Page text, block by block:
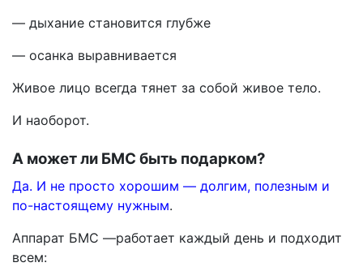
— дыхание становится глубже
— осанка выравнивается
Живое лицо всегда тянет за собой живое тело.
И наоборот.
А может ли БМС быть подарком?
Да. И не просто хорошим — долгим, полезным и
по-настоящему нужным.
Аппарат БМС —работает каждый день и подходит
всем: